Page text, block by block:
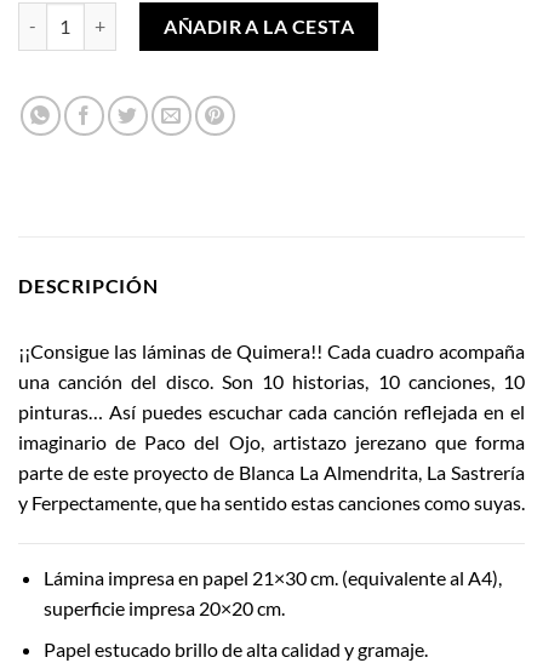
AÑADIR A LA CESTA
DESCRIPCIÓN
¡¡Consigue las láminas de Quimera!! Cada cuadro acompaña
una canción del disco. Son 10 historias, 10 canciones, 10
pinturas… Así puedes escuchar cada canción reflejada en el
imaginario de Paco del Ojo, artistazo jerezano que forma
parte de este proyecto de Blanca La Almendrita, La Sastrería
y Ferpectamente, que ha sentido estas canciones como suyas.
Lámina impresa en papel 21×30 cm. (equivalente al A4),
superficie impresa 20×20 cm.
Papel estucado brillo de alta calidad y gramaje.